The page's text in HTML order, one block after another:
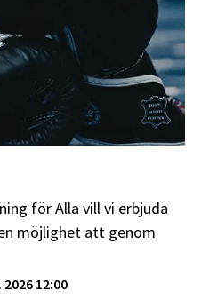
för Alla vill vi erbjuda
möjlighet att genom
2026 12:00